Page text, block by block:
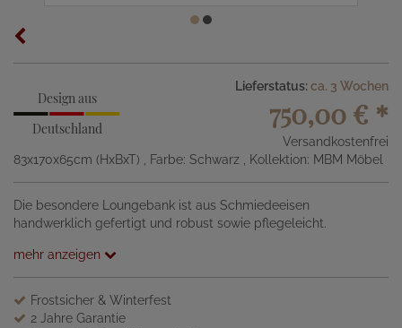
Design aus
Deutschland
Lieferstatus: ca. 3 Wochen
750,00 € *
Versandkostenfrei
83x170x65cm (HxBxT)
, Farbe: Schwarz , Kollektion: MBM Möbel
Die besondere Loungebank ist aus Schmiedeeisen
handwerklich gefertigt und robust sowie pflegeleicht.
mehr anzeigen
Frostsicher & Winterfest
2 Jahre Garantie